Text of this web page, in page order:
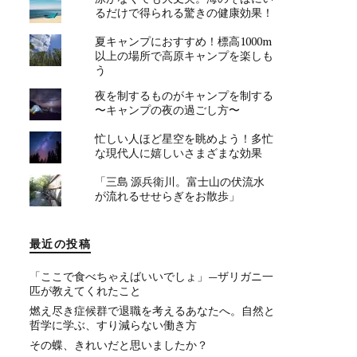
るだけで得られる驚きの健康効果！
夏キャンプにおすすめ！標高1000m
以上の場所で高原キャンプを楽しも
う
夜を制するものがキャンプを制する
〜キャンプの夜の過ごし方〜
忙しい人ほど星空を眺めよう！多忙
な現代人に嬉しいさまざまな効果
「三島 源兵衛川。富士山の伏流水
が流れるせせらぎをお散歩」
最近の投稿
「ここで食べちゃえばいいでしょ」—ザリガニ一
匹が教えてくれたこと
燃え尽き症候群で退職を考えるあなたへ。自然と
哲学に学ぶ、すり減らない働き方
その蝶、きれいだと思いましたか？